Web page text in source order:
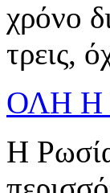
χρόνο
τρεις,
ΟΛΗ
Η